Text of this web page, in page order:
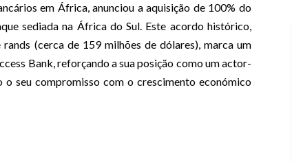
em África, anunciou a aquisição de 100% do
sediada na África do Sul. Este acordo histórico,
(cerca de 159 milhões de dólares), marca um
Bank, reforçando a sua posição como um actor-
seu compromisso com o crescimento económico